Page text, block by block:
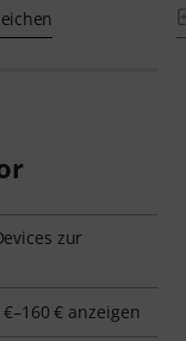
zur
€ anzeigen